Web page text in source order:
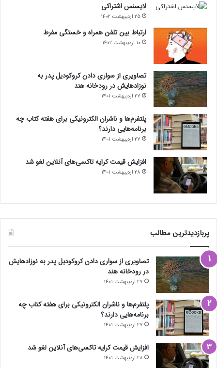
لایسنس اشتراکی
25 اردیبهشت 1402
ارتباط بین تلفن همراه و خستگی مفرط
10 اردیبهشت 1402
تصاویری از سواری دادن کروکودیل پدر به
نوزادهایش در رودخانه هند
27 اردیبهشت 1401
پلتفرم‌ها و ناشران الکترونیکی برای هفته کتاب چه
برنامه‌هایی دارند؟
27 اردیبهشت 1401
افزایش قیمت کرایه تاکسی‌های آنلاین لغو شد
28 اردیبهشت 1401
پربازدیدترین مطالب
تصاویری از سواری دادن کروکودیل پدر به نوزادهایش
در رودخانه هند
27 اردیبهشت 1401
پلتفرم‌ها و ناشران الکترونیکی برای هفته کتاب چه
برنامه‌هایی دارند؟
27 اردیبهشت 1401
افزایش قیمت کرایه تاکسی‌های آنلاین لغو شد
28 اردیبهشت 1401